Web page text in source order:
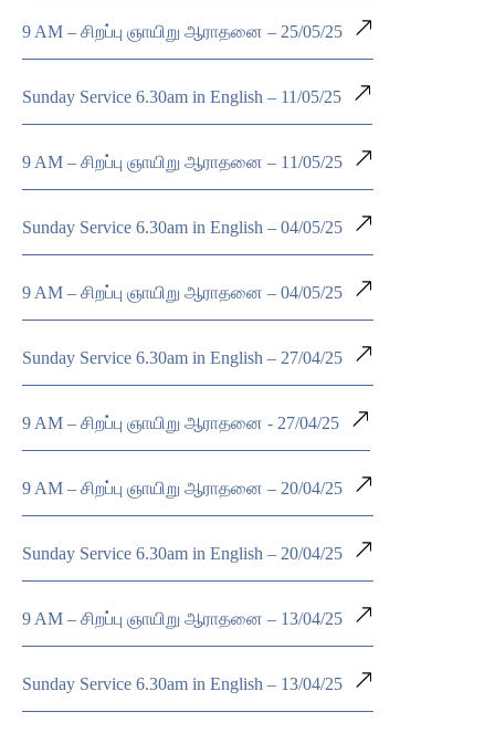
9 AM – சிறப்பு ஞாயிறு ஆராதனை – 25/05/25
Sunday Service 6.30am in English – 11/05/25
9 AM – சிறப்பு ஞாயிறு ஆராதனை – 11/05/25
Sunday Service 6.30am in English – 04/05/25
9 AM – சிறப்பு ஞாயிறு ஆராதனை – 04/05/25
Sunday Service 6.30am in English – 27/04/25
9 AM – சிறப்பு ஞாயிறு ஆராதனை - 27/04/25
9 AM – சிறப்பு ஞாயிறு ஆராதனை – 20/04/25
Sunday Service 6.30am in English – 20/04/25
9 AM – சிறப்பு ஞாயிறு ஆராதனை – 13/04/25
Sunday Service 6.30am in English – 13/04/25